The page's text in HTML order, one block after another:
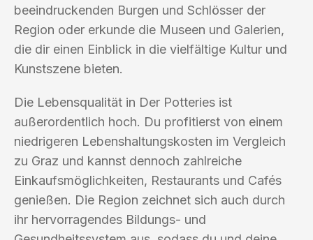
beeindruckenden Burgen und Schlösser der
Region oder erkunde die Museen und Galerien,
die dir einen Einblick in die vielfältige Kultur und
Kunstszene bieten.
Die Lebensqualität in Der Potteries ist
außerordentlich hoch. Du profitierst von einem
niedrigeren Lebenshaltungskosten im Vergleich
zu Graz und kannst dennoch zahlreiche
Einkaufsmöglichkeiten, Restaurants und Cafés
genießen. Die Region zeichnet sich auch durch
ihr hervorragendes Bildungs- und